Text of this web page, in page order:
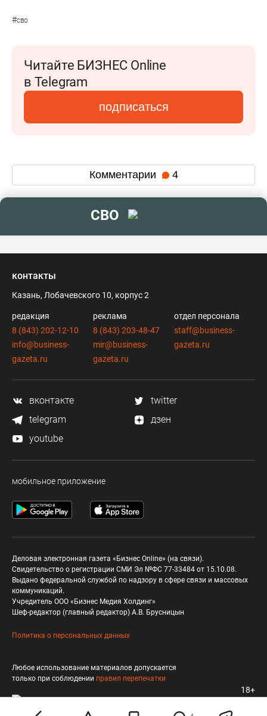
#сво
Читайте БИЗНЕС Online
в Telegram
подписаться
Комментарии 4
СВО
контакты
Казань, Лобачевского 10, корпус 2
редакция
8 (843) 202-12-10
info@business-
gazeta.ru
реклама
8 (843) 203-48-47
mir@business-
gazeta.ru
отдел персонала
staff@business-
gazeta.ru
вконтакте
twitter
telegram
дзен
youtube
мобильное приложение
Деловая электронная газета «Бизнес Online» (на связи).
Свидетельство о регистрации СМИ Эл №ФС 77-33484 от 15.10.08.
Выдано федеральной службой по надзору в сфере связи и массовых
коммуникаций.
Учредитель ООО «Бизнес Медия Холдинг»
Шеф-редактор (главный редактор) А.В. Брусницын
Политика о персональных данных
Любое использование материалов допускается
только при соблюдении правил перепечатки
18+